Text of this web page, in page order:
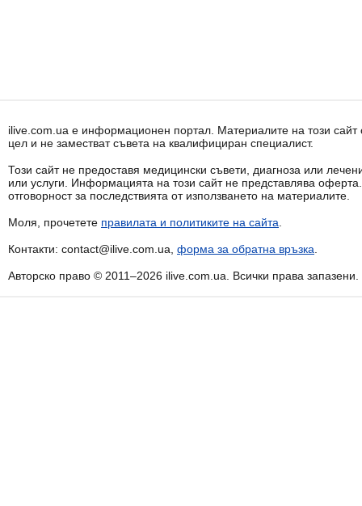
ilive.com.ua е информационен портал. Материалите на този
цел и не заместват съвета на квалифициран специалист.
Този сайт не предоставя медицински съвети, диагноза или
или услуги. Информацията на този сайт не представлява
отговорност за последствията от използването на материалите.
Моля, прочетете правилата и политиките на сайта
Контакти: contact@ilive.com.ua, форма за обратна връзка
Авторско право © 2011–2026 ilive.com.ua. Всички права запазени.